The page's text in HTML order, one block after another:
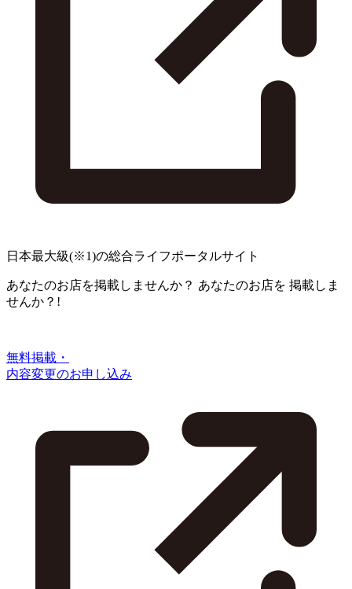
日本最大級(※1)の総合ライフポータルサイト
あなたのお店を掲載しませんか？ あなたのお店を 掲載しま
せんか？!
無料掲載・
内容変更のお申し込み